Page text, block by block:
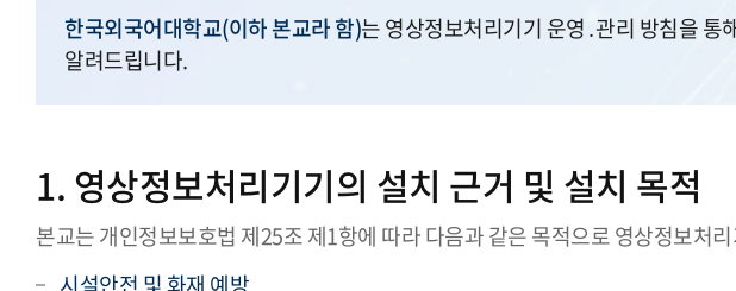
한국외국어대학교(이하 본교라 함)는 영상정보처리기기 운영․관리 방침을
알려드립니다.
1. 영상정보처리기기의 설치 근거 및 설치 목적
본교는 개인정보보호법 제25조 제1항에 따라 다음과 같은 목적으로 영상정보처
시설안전 및 화재 예방